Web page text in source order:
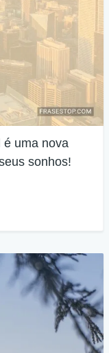
é uma nova
sonhos!